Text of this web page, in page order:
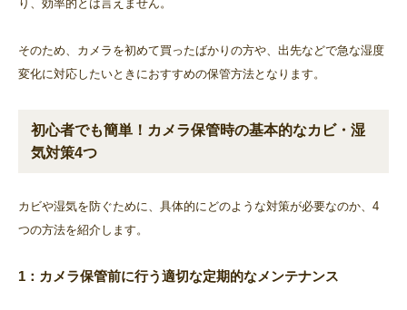
り、効率的とは言えません。
そのため、カメラを初めて買ったばかりの方や、出先などで急な湿度
変化に対応したいときにおすすめの保管方法となります。
初心者でも簡単！カメラ保管時の基本的なカビ・湿
気対策4つ
カビや湿気を防ぐために、具体的にどのような対策が必要なのか、4
つの方法を紹介します。
1：カメラ保管前に行う適切な定期的なメンテナンス